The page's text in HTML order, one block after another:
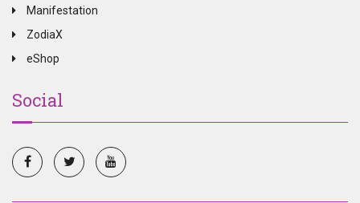
Manifestation
ZodiaX
eShop
Social